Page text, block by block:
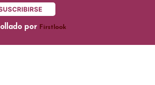
por Firstlook